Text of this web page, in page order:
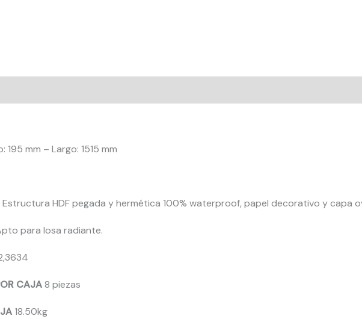
195 mm – Largo: 1515 mm
Estructura HDF pegada y hermética 100% waterproof, papel decorativo y capa
para losa radiante.
CAJA8 piezas
18.50kg